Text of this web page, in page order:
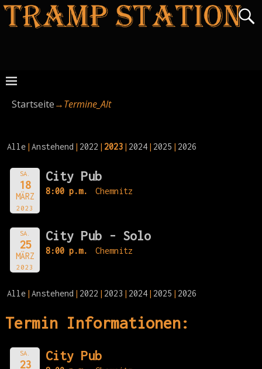
Startseite→Termine_Alt
Alle Anstehend 2022 2023 2024 2025 2026
SA.
18
MÄRZ
2023
City Pub
8:00 p.m. Chemnitz
SA.
25
MÄRZ
2023
City Pub - Solo
8:00 p.m. Chemnitz
Alle Anstehend 2022 2023 2024 2025 2026
Termin Informationen:
SA.
23
City Pub